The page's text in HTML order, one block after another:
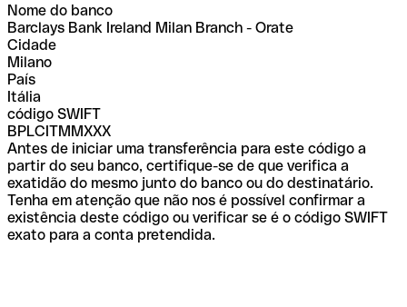
Nome do banco
Barclays Bank Ireland Milan Branch - Orate
Cidade
Milano
País
Itália
código SWIFT
BPLCITMMXXX
Antes de iniciar uma transferência para este código a
partir do seu banco, certifique-se de que verifica a
exatidão do mesmo junto do banco ou do destinatário.
Tenha em atenção que não nos é possível confirmar a
existência deste código ou verificar se é o código SWIFT
exato para a conta pretendida.